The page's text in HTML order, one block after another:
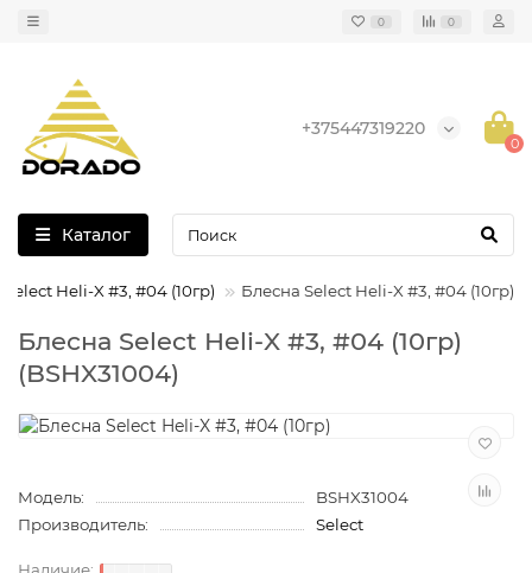
0 0
+375447319220
0
Каталог
Heli-X #3, #04 (10гр) Блесна Select Heli-X #3, #04 (10гр)
Блесна Select Heli-X #3, #04 (10гр)
(BSHX31004)
Модель:
BSHX31004
Производитель:
Select